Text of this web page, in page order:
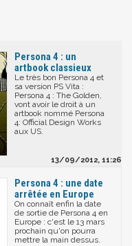
Persona 4 : un
artbook classieux
Le très bon Persona 4 et
sa version PS Vita :
Persona 4 : The Golden,
vont avoir le droit à un
artbook nommé Persona
4: Official Design Works
aux US.
13/09/2012, 11:26
Persona 4 : une date
arrêtée en Europe
On connaît enfin la date
de sortie de Persona 4 en
Europe : c'est le 13 mars
prochain qu'on pourra
mettre la main dessus.